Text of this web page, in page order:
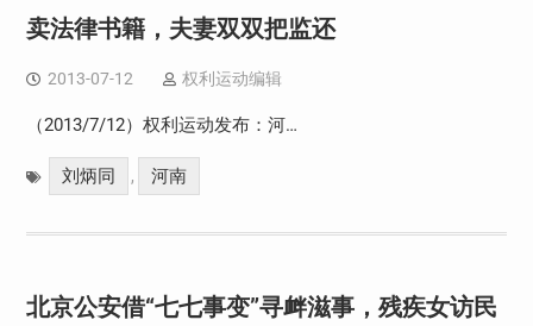
卖法律书籍，夫妻双双把监还
2013-07-12 权利运动编辑
（2013/7/12）权利运动发布：河…
刘炳同 , 河南
北京公安借“七七事变”寻衅滋事，残疾女访民